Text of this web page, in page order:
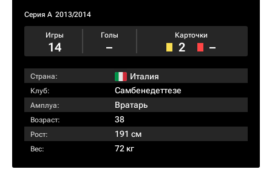
Серия А 2013/2014
Игры
14
Голы
–
Карточки
2 –
Страна: Италия
Клуб: Самбенедеттезе
Амплуа: Вратарь
Возраст: 38
Рост: 191 см
Вес: 72 кг